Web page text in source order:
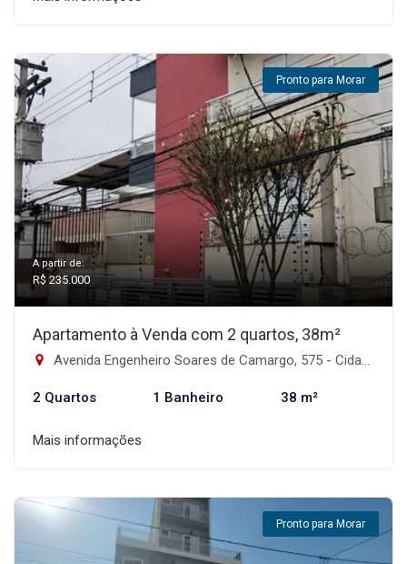
Pronto para Morar
A partir de:
R$ 235.000
Apartamento à Venda com 2 quartos, 38m²
Avenida Engenheiro Soares de Camargo, 575 - Cidade Patriarca, São Paulo-SP
2 Quartos 1 Banheiro 38 m²
Mais informações
Pronto para Morar